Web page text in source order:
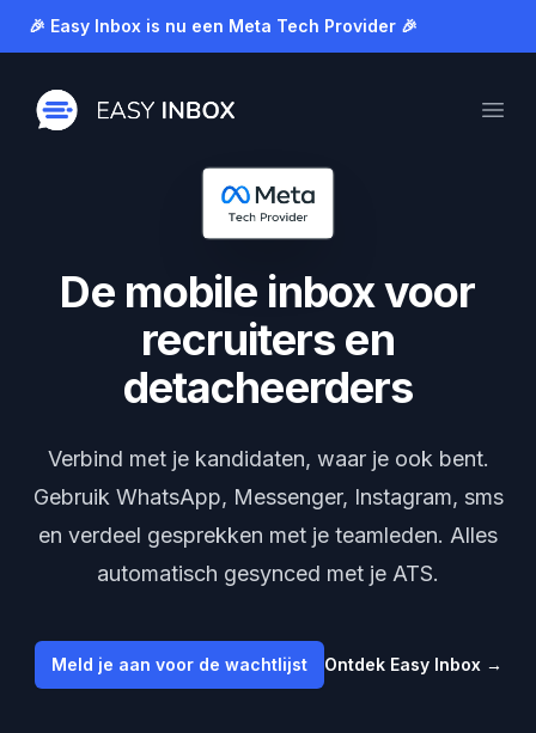
🎉 Easy Inbox is nu een Meta Tech Provider 🎉
Easy Inbox
De mobile inbox voor
recruiters en
detacheerders
Verbind met je kandidaten, waar je ook bent.
Gebruik WhatsApp, Messenger, Instagram, sms
en verdeel gesprekken met je teamleden. Alles
automatisch gesynced met je ATS.
Meld je aan voor de wachtlijst Ontdek Easy Inbox →